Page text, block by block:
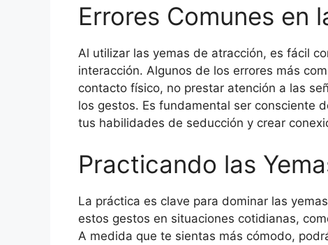
Errores Comunes en
Al utilizar las yemas de atracción, es fácil
interacción. Algunos de los errores más
contacto físico, no prestar atención a las
los gestos. Es fundamental ser consciente
tus habilidades de seducción y crear
Practicando las
La práctica es clave para dominar las
estos gestos en situaciones cotidianas,
A medida que te sientas más cómodo,